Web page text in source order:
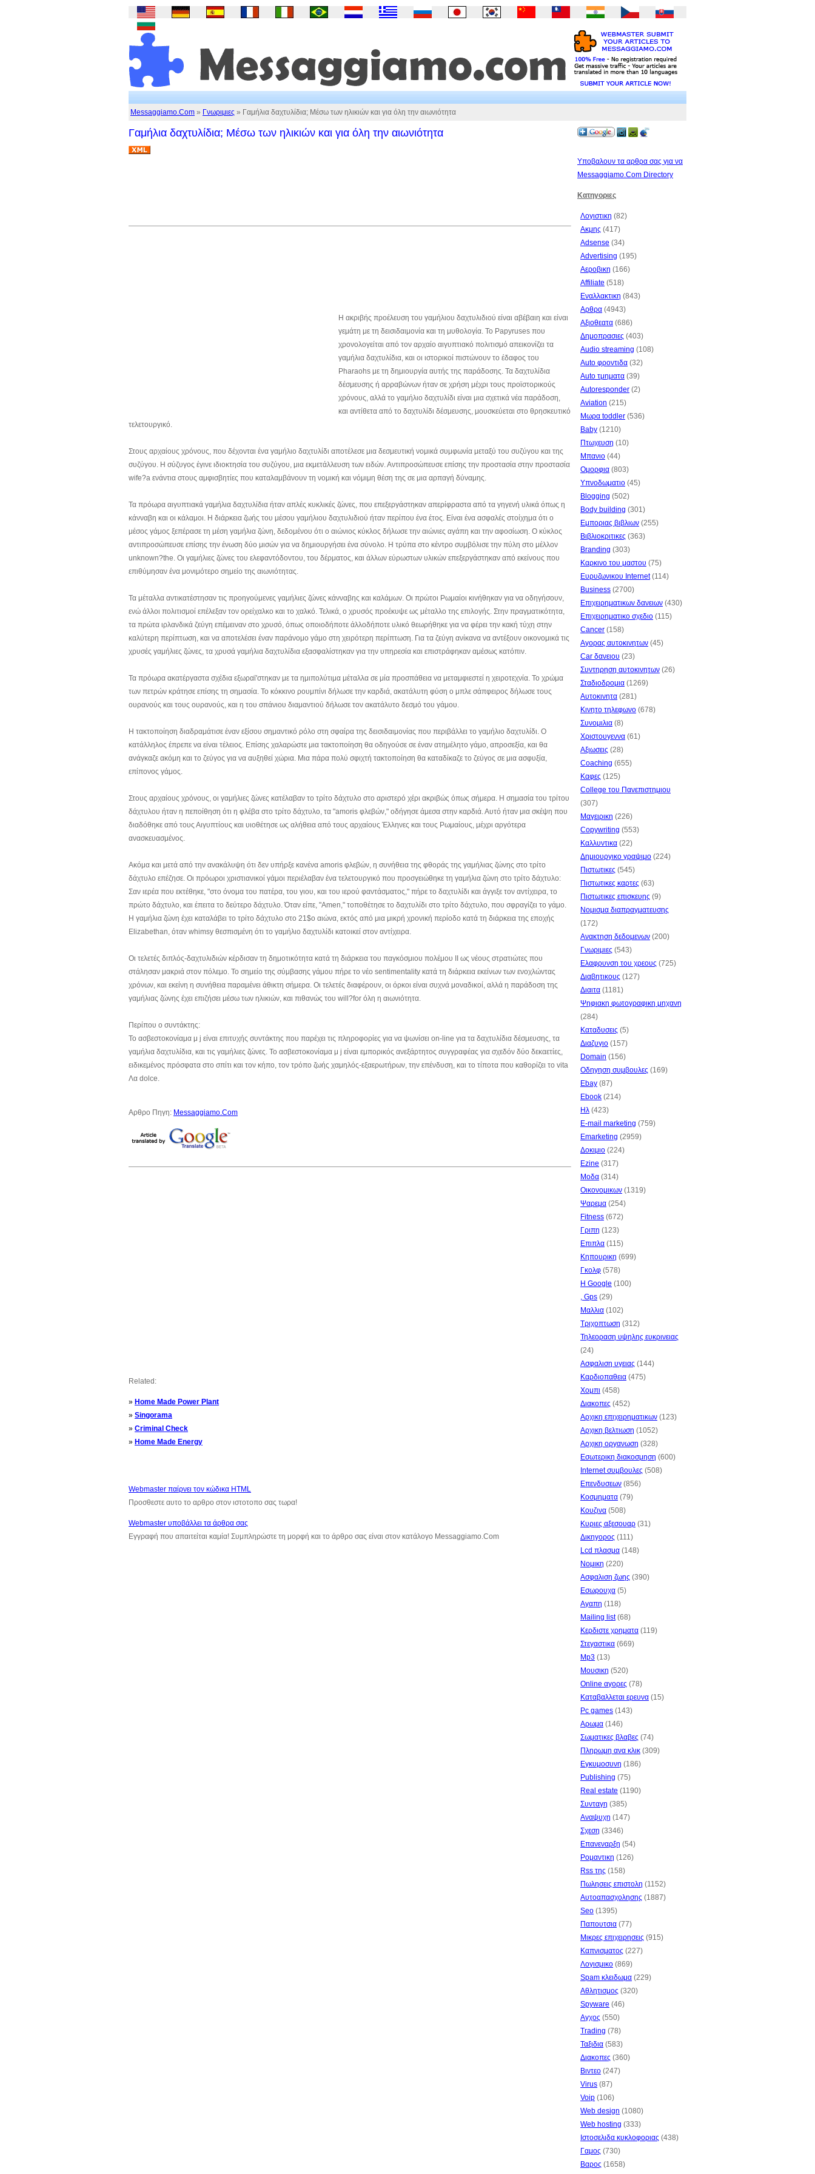
Messaggiamo.Com » Γνωριμιες » Γαμήλια δαχτυλίδια; Μέσω των ηλικιών και για όλη την αιωνιότητα
Γαμήλια δαχτυλίδια; Μέσω των ηλικιών και για όλη την αιωνιότητα
Η ακριβής προέλευση του γαμήλιου δαχτυλιδιού είναι αβέβαιη και είναι
γεμάτη με τη δεισιδαιμονία και τη μυθολογία. Το Papyruses που
χρονολογείται από τον αρχαίο αιγυπτιακό πολιτισμό απεικονίζει τα
γαμήλια δαχτυλίδια, και οι ιστορικοί πιστώνουν το έδαφος του
Pharaohs με τη δημιουργία αυτής της παράδοσης. Τα δαχτυλίδια
δέσμευσης ή αρραβώνων ήταν σε χρήση μέχρι τους προϊστορικούς
χρόνους, αλλά το γαμήλιο δαχτυλίδι είναι μια σχετικά νέα παράδοση,
και αντίθετα από το δαχτυλίδι δέσμευσης, μουσκεύεται στο θρησκευτικό
τελετουργικό.
Στους αρχαίους χρόνους, που δέχονται ένα γαμήλιο δαχτυλίδι αποτέλεσε μια δεσμευτική νομικά συμφωνία μεταξύ του συζύγου και της
συζύγου. Η σύζυγος έγινε ιδιοκτησία του συζύγου, μια εκμετάλλευση των ειδών. Αντιπροσώπευσε επίσης την προστασία στην προστασία
wife?a ενάντια στους αμφισβητίες που καταλαμβάνουν τη νομική και νόμιμη θέση της σε μια αρπαγή δύναμης.
Τα πρόωρα αιγυπτιακά γαμήλια δαχτυλίδια ήταν απλές κυκλικές ζώνες, που επεξεργάστηκαν απερίφραστα από τα γηγενή υλικά όπως η
κάνναβη και οι κάλαμοι. Η διάρκεια ζωής του μέσου γαμήλιου δαχτυλιδιού ήταν περίπου ένα έτος. Είναι ένα ασφαλές στοίχημα ότι ο
μέσος γάμος ξεπέρασε τη μέση γαμήλια ζώνη, δεδομένου ότι ο αιώνιος κύκλος δήλωσε την αιώνιες αγάπη και την αφοσίωση. Ο κύκλος
αντιπροσώπευσε επίσης την ένωση δύο μισών για να δημιουργήσει ένα σύνολο. Η τρύπα στο κέντρο συμβόλισε την πύλη στο μέλλον
unknown?the. Οι γαμήλιες ζώνες του ελεφαντόδοντου, του δέρματος, και άλλων εύρωστων υλικών επεξεργάστηκαν από εκείνους που
επιθύμησαν ένα μονιμότερο σημείο της αιωνιότητας.
Τα μέταλλα αντικατέστησαν τις προηγούμενες γαμήλιες ζώνες κάνναβης και καλάμων. Οι πρώτοι Ρωμαίοι κινήθηκαν για να οδηγήσουν,
ενώ άλλοι πολιτισμοί επέλεξαν τον ορείχαλκο και το χαλκό. Τελικά, ο χρυσός προέκυψε ως μέταλλο της επιλογής. Στην πραγματικότητα,
τα πρώτα ιρλανδικά ζεύγη επέμειναν στο χρυσό, όπως οποιοδήποτε άλλοδήποτε υλικό θεωρήθηκε για να φέρει την κακή τύχη στην
καλύτερη περίπτωση, και να αποτελέσει έναν παράνομο γάμο στη χειρότερη περίπτωση. Για τα ζεύγη ανίκανα να αντέξουν οικονομικά τις
χρυσές γαμήλιες ζώνες, τα χρυσά γαμήλια δαχτυλίδια εξασφαλίστηκαν για την υπηρεσία και επιστράφηκαν αμέσως κατόπιν.
Τα πρόωρα ακατέργαστα σχέδια εξωραϊ'στηκαν με τα ημιπολύτιμα μέταλλα σε μία προσπάθεια να μεταμφιεστεί η χειροτεχνία. Το χρώμα
των πετρών κράτησε επίσης τη σημασία. Το κόκκινο ρουμπίνι δήλωσε την καρδιά, ακατάλυτη φύση ο μπλε σάπφειρος δήλωσε τους
ουρανούς και τους ουρανούς, και η του σπάνιου διαμαντιού δήλωσε τον ακατάλυτο δεσμό του γάμου.
Η τακτοποίηση διαδραμάτισε έναν εξίσου σημαντικό ρόλο στη σφαίρα της δεισιδαιμονίας που περιβάλλει το γαμήλιο δαχτυλίδι. Ο
κατάλληλος έπρεπε να είναι τέλειος. Επίσης χαλαρώστε μια τακτοποίηση θα οδηγούσε σε έναν ατημέλητο γάμο, απροσεξία, και θα
ανάγκαζε ακόμη και το ζεύγος για να αυξηθεί χώρια. Μια πάρα πολύ σφιχτή τακτοποίηση θα καταδίκαζε το ζεύγος σε μια ασφυξία,
επίπονος γάμος.
Στους αρχαίους χρόνους, οι γαμήλιες ζώνες κατέλαβαν το τρίτο δάχτυλο στο αριστερό χέρι ακριβώς όπως σήμερα. Η σημασία του τρίτου
δάχτυλου ήταν η πεποίθηση ότι η φλέβα στο τρίτο δάχτυλο, τα "amoris φλεβών," οδήγησε άμεσα στην καρδιά. Αυτό ήταν μια σκέψη που
διαδόθηκε από τους Αιγυπτίους και υιοθέτησε ως αλήθεια από τους αρχαίους Έλληνες και τους Ρωμαίους, μέχρι αργότερα
ανασκευασμένος.
Ακόμα και μετά από την ανακάλυψη ότι δεν υπήρξε κανένα amoris φλεβών, η συνήθεια της φθοράς της γαμήλιας ζώνης στο τρίτο
δάχτυλο επέζησε. Οι πρόωροι χριστιανικοί γάμοι περιέλαβαν ένα τελετουργικό που προσγειώθηκε τη γαμήλια ζώνη στο τρίτο δάχτυλο:
Σαν ιερέα που εκτέθηκε, "στο όνομα του πατέρα, του γιου, και του ιερού φαντάσματος," πήρε το δαχτυλίδι και άγγιξε τον αντίχειρα, το
πρώτο δάχτυλο, και έπειτα το δεύτερο δάχτυλο. Όταν είπε, "Amen," τοποθέτησε το δαχτυλίδι στο τρίτο δάχτυλο, που σφραγίζει το γάμο.
Η γαμήλια ζώνη έχει καταλάβει το τρίτο δάχτυλο στο 21$ο αιώνα, εκτός από μια μικρή χρονική περίοδο κατά τη διάρκεια της εποχής
Elizabethan, όταν whimsy θεσπισμένη ότι το γαμήλιο δαχτυλίδι κατοικεί στον αντίχειρα.
Οι τελετές διπλός-δαχτυλιδιών κέρδισαν τη δημοτικότητα κατά τη διάρκεια του παγκόσμιου πολέμου ΙΙ ως νέους στρατιώτες που
στάλησαν μακριά στον πόλεμο. Το σημείο της σύμβασης γάμου πήρε το νέο sentimentality κατά τη διάρκεια εκείνων των ενοχλώντας
χρόνων, και εκείνη η συνήθεια παραμένει άθικτη σήμερα. Οι τελετές διαφέρουν, οι όρκοι είναι συχνά μοναδικοί, αλλά η παράδοση της
γαμήλιας ζώνης έχει επιζήσει μέσω των ηλικιών, και πιθανώς του will?for όλη η αιωνιότητα.
Περίπου ο συντάκτης:
Το ασβεστοκονίαμα μ j είναι επιτυχής συντάκτης που παρέχει τις πληροφορίες για να ψωνίσει on-line για τα δαχτυλίδια δέσμευσης, τα
γαμήλια δαχτυλίδια, και τις γαμήλιες ζώνες. Το ασβεστοκονίαμα μ j είναι εμπορικός ανεξάρτητος συγγραφέας για σχεδόν δύο δεκαετίες,
ειδικεμένος πρόσφατα στο σπίτι και τον κήπο, τον τρόπο ζωής χαμηλός-εξαερωτήρων, την επένδυση, και το τίποτα που καθορίζει το vita
Λα dolce.
Αρθρο Πηγη: Messaggiamo.Com
Related:
» Home Made Power Plant
» Singorama
» Criminal Check
» Home Made Energy
Webmaster παίρνει τον κώδικα HTML
Προσθεστε αυτο το αρθρο στον ιστοτοπο σας τωρα!
Webmaster υποβάλλει τα άρθρα σας
Εγγραφή που απαιτείται καμία! Συμπληρώστε τη μορφή και το άρθρο σας είναι στον κατάλογο Messaggiamo.Com
Υποβαλουν τα αρθρα σας για να
Messaggiamo.Com Directory
Κατηγοριες
Λογιστικη (82)
Ακμης (417)
Adsense (34)
Advertising (195)
Αεροβικη (166)
Affiliate (518)
Εναλλακτικη (843)
Αρθρα (4943)
Αξιοθεατα (686)
Δημοπρασιες (403)
Audio streaming (108)
Auto φροντιδα (32)
Auto τμηματα (39)
Autoresponder (2)
Aviation (215)
Μωρα toddler (536)
Baby (1210)
Πτωχευση (10)
Μπανιο (44)
Ομορφια (803)
Υπνοδωματιο (45)
Blogging (502)
Body building (301)
Εμποριας βιβλιων (255)
Βιβλιοκριτικες (363)
Branding (303)
Καρκινο του μαστου (75)
Ευρυζωνικου Internet(114)
Business (2700)
Επιχειρηματικων δανειων (430)
Επιχειρηματικο σχεδιο (115)
Cancer (158)
Αγορας αυτοκινητων (45)
Car δανειου (23)
Συντηρηση αυτοκινητων (26)
Σταδιοδρομια (1269)
Αυτοκινητα (281)
Κινητο τηλεφωνο (678)
Συνομιλια (8)
Χριστουγεννα (61)
Αξιωσεις (28)
Coaching (655)
Καφες (125)
College του Πανεπιστημιου
(307)
Μαγειρικη (226)
Copywriting (553)
Καλλυντικα (22)
Δημιουργικο γραψιμο (224)
Πιστωτικες (545)
Πιστωτικες καρτες (63)
Πιστωτικες επισκευης (9)
Νομισμα διαπραγματευσης
(172)
Ανακτηση δεδομενων (200)
Γνωριμιες (543)
Ελαφρυνση του χρεους (725)
Διαβητικους (127)
Διαιτα (1181)
Ψηφιακη φωτογραφικη μηχανη
(284)
Καταδυσεις (5)
Διαζυγιο (157)
Domain (156)
Οδηγηση συμβουλες (169)
Ebay (87)
Ebook (214)
Ηλ (423)
E-mail marketing (759)
Emarketing (2959)
Δοκιμιο (224)
Ezine (317)
Μοδα (314)
Οικονομικων (1319)
Ψαρεμα (254)
Fitness (672)
Γριπη (123)
Επιπλα (115)
Κηπουρικη (699)
Γκολφ (578)
Η Google (100)
, Gps (29)
Μαλλια (102)
Τριχοπτωση (312)
Τηλεοραση υψηλης ευκρινειας
(24)
Ασφαλιση υγειας (144)
Καρδιοπαθεια (475)
Χομπι (458)
Διακοπες (452)
Αρχικη επιχειρηματικων (123)
Αρχικη βελτιωση (1052)
Αρχικη οργανωση (328)
Εσωτερικη διακοσμηση (600)
Internet συμβουλες (508)
Επενδυσεων (856)
Κοσμηματα (79)
Κουζινα (508)
Κυριες αξεσουαρ (31)
Δικηγορος (111)
Lcd πλασμα (148)
Νομικη (220)
Ασφαλιση ζωης (390)
Εσωρουχα (5)
Αγαπη (118)
Mailing list(68)
Κερδιστε χρηματα (119)
Στεγαστικα (669)
Mp3 (13)
Μουσικη (520)
Online αγορες (78)
Καταβαλλεται ερευνα (15)
Pc games (143)
Αρωμα (146)
Σωματικες βλαβες (74)
Πληρωμη ανα κλικ (309)
Εγκυμοσυνη (186)
Publishing (75)
Real estate (1190)
Συνταγη (385)
Αναψυχη (147)
Σχεση (3346)
Επανεναρξη (54)
Ρομαντικη (126)
Rss της (158)
Πωλησεις επιστολη (1152)
Αυτοαπασχολησης (1887)
Seo (1395)
Παπουτσια (77)
Μικρες επιχειρησεις (915)
Καπνισματος (227)
Λογισμικο (869)
Spam κλειδωμα (229)
Αθλητισμος (320)
Spyware (46)
Αγχος (550)
Trading (78)
Ταξιδια (583)
Διακοπες (360)
Βιντεο (247)
Virus (87)
Voip (106)
Web design (1080)
Web hosting (333)
Ιστοσελιδα κυκλοφοριας (438)
Γαμος (730)
Βαρος (1658)